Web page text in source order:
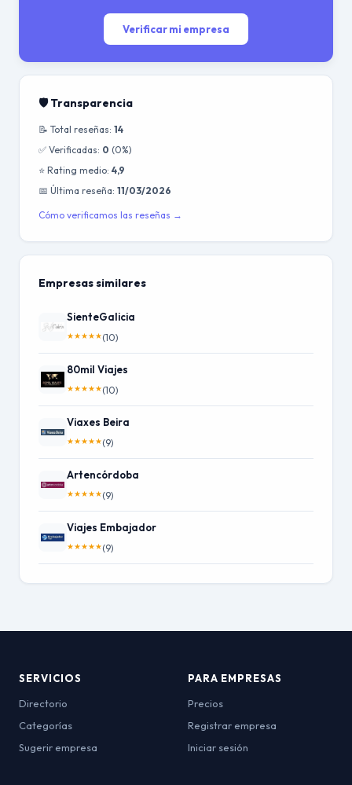
Verificar mi empresa
🛡️ Transparencia
📝 Total reseñas: 14
✅ Verificadas: 0 (0%)
⭐ Rating medio: 4,9
📅 Última reseña: 11/03/2026
Cómo verificamos las reseñas →
Empresas similares
SienteGalicia
★★★★★(10)
80mil Viajes
★★★★★(10)
Viaxes Beira
★★★★★(9)
Artencórdoba
★★★★★(9)
Viajes Embajador
★★★★★(9)
SERVICIOS
Directorio
Categorías
Sugerir empresa
PARA EMPRESAS
Precios
Registrar empresa
Iniciar sesión